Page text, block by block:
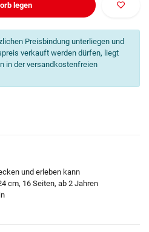
legen
Preisbindung unterliegen und
verkauft werden dürfen, liegt
in der versandkostenfreien
und erleben kann
cm, 16 Seiten, ab 2 Jahren